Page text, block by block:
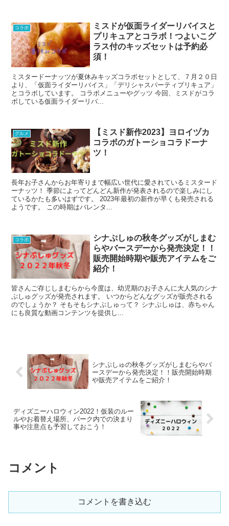
コラボ
ミスドが仮面ライダーリバイスと
プリキュアとコラボ！つよいこグ
ラス付のキッズセットは予約必
須！
ミスタードーナッツが夏休みキッズコラボセットとして、７月２０日
より、「仮面ライダーリバイス」「デリシャスパーティプリキュア」
とコラボしています。 コラボメニューやグッツ 今回、ミスドがコラ
ボしている仮面ライダーリバ...
グルメ
【ミスド新作2023】ヨロイヅカ
コラボのガトーショコラドーナ
ツ！
長年お子さんからお年寄りまで幅広い世代に愛されているミスタード
ーナッツ！ 季節によってどんどん新作が発表されるので楽しみにし
ているかたも多いはずです。 2023年最初の新作が早くも発売される
ようです。 この時期はバレンタ...
コラボ
シナぷしゅの秋冬グッズがしまむ
らやバースデーから発売決定！！
販売開始時期や販売アイテムをご
紹介！
皆さんご存じしまむらから今度は、幼児期のお子さんに大人気のシナ
ぷしゅグッズが発売されます。 いつからどんなグッズが販売される
のでしょうか？ そもそもシナぷしゅって？ シナぷしゅは、赤ちゃん
にも良質な動画コンテンツを提供し...
シナぷしゅの秋冬グッズがしまむらやバ
ースデーから発売決定！！販売開始時期
や販売アイテムをご紹介！
ディズニーハロウィン2022！仮装のルー
ルやお着替え場所、パーク内での決まり
事や注意点も予習しておこう！
コメント
コメントを書き込む